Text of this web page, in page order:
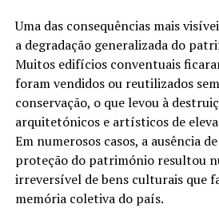
Uma das consequências mais
a degradação generalizada do
Muitos edifícios conventuais
foram vendidos ou reutilizados
conservação, o que levou à
arquitetónicos e artísticos de
Em numerosos casos, a ausência
proteção do património resultou
irreversível de bens culturais que
memória coletiva do país.